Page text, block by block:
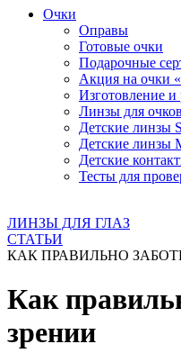
Очки
Оправы
Готовые очки
Подарочные
Акция на очки
Изготовление и
Линзы для очков
Детские линзы
Детские линзы
Детские
Тесты для
ЛИНЗЫ ДЛЯ ГЛАЗ
СТАТЬИ
КАК ПРАВИЛЬНО
Как
зрении